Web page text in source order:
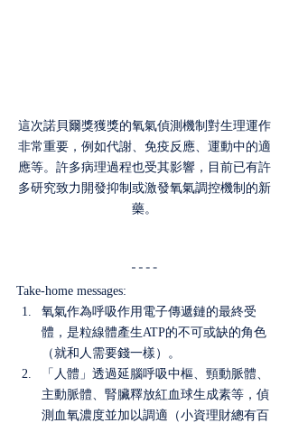
這次諾貝爾獎獲獎的氧氣偵測機制對生理運作
非常重要，例如代謝、免疫反應、運動中的適
應等。許多病理過程也受其影響，目前已有許
多研究致力開發抑制或激發氧氣調控機制的新
藥。
Take-home messages:
氧氣作為呼吸作用電子傳遞鏈的最終受
體，是粒線體產生ATP的不可或缺的角色
（就和人需要錢一樣）。
「人體」透過延腦呼吸中樞、頸動脈體、
主動脈體、腎臟釋放紅血球生成素等，偵
測血氧濃度並加以調適（小資理財總有百